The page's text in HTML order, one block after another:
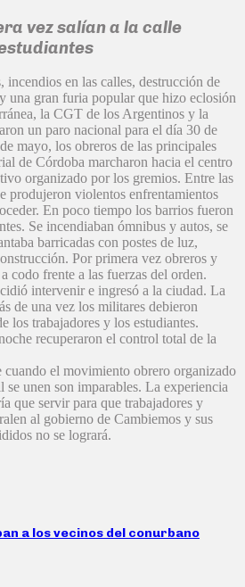
vez salían a la calle
incendios en las calles, destrucción de
una gran furia popular que hizo eclosión
la CGT de los Argentinos y la
un paro nacional para el día 30 de
mayo, los obreros de las principales
de Córdoba marcharon hacia el centro
organizado por los gremios. Entre las
produjeron violentos enfrentamientos
En poco tiempo los barrios fueron
Se incendiaban ómnibus y autos, se
barricadas con postes de luz,
Por primera vez obreros y
codo frente a las fuerzas del orden.
intervenir e ingresó a la ciudad. La
de una vez los militares debieron
los trabajadores y los estudiantes.
recuperaron el control total de la
cuando el movimiento obrero organizado
unen son imparables. La experiencia
que servir para que trabajadores y
al gobierno de Cambiemos y sus
no se logrará.
a los vecinos del conurbano